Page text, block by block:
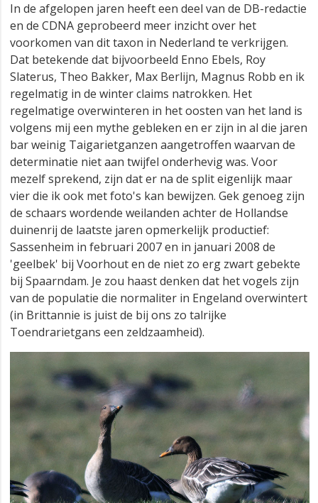
In de afgelopen jaren heeft een deel van de DB-redactie
en de CDNA geprobeerd meer inzicht over het
voorkomen van dit taxon in Nederland te verkrijgen.
Dat betekende dat bijvoorbeeld Enno Ebels, Roy
Slaterus, Theo Bakker, Max Berlijn, Magnus Robb en ik
regelmatig in de winter claims natrokken. Het
regelmatige overwinteren in het oosten van het land is
volgens mij een mythe gebleken en er zijn in al die jaren
bar weinig Taigarietganzen aangetroffen waarvan de
determinatie niet aan twijfel onderhevig was. Voor
mezelf sprekend, zijn dat er na de split eigenlijk maar
vier die ik ook met foto's kan bewijzen. Gek genoeg zijn
de schaars wordende weilanden achter de Hollandse
duinenrij de laatste jaren opmerkelijk productief:
Sassenheim in februari 2007 en in januari 2008 de
'geelbek' bij Voorhout en de niet zo erg zwart gebekte
bij Spaarndam. Je zou haast denken dat het vogels zijn
van de populatie die normaliter in Engeland overwintert
(in Brittannie is juist de bij ons zo talrijke
Toendrarietgans een zeldzaamheid).